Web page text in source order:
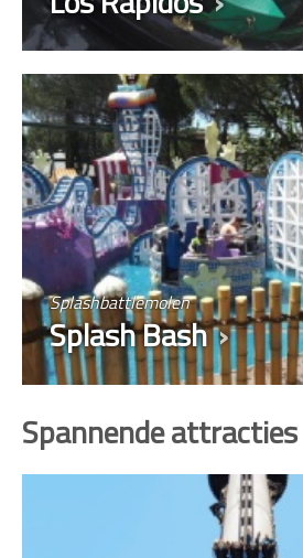
Splashbattlemolen
Splash Bash
Spannende attracties